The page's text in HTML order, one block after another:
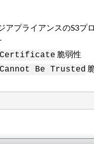
アプライアンスのS3プ
Certificate 脆弱性
Be Trusted